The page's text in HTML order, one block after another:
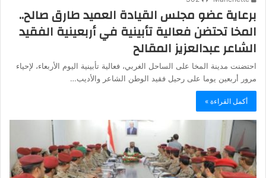
برعاية عضو مجلس القيادة العميد طارق صالح..
المخا تحتضن فعالية تأبينية في أربعينية الفقيد
الشاعر عبدالعزيز المقالح
احتضنت مدينة المخا على الساحل الغربي، فعالية تأبينية اليوم الأربعاء، لإحياء
مرور أربعين يوما على رحيل فقيد الوطن الشاعر والأديب…
أكمل القراءة »